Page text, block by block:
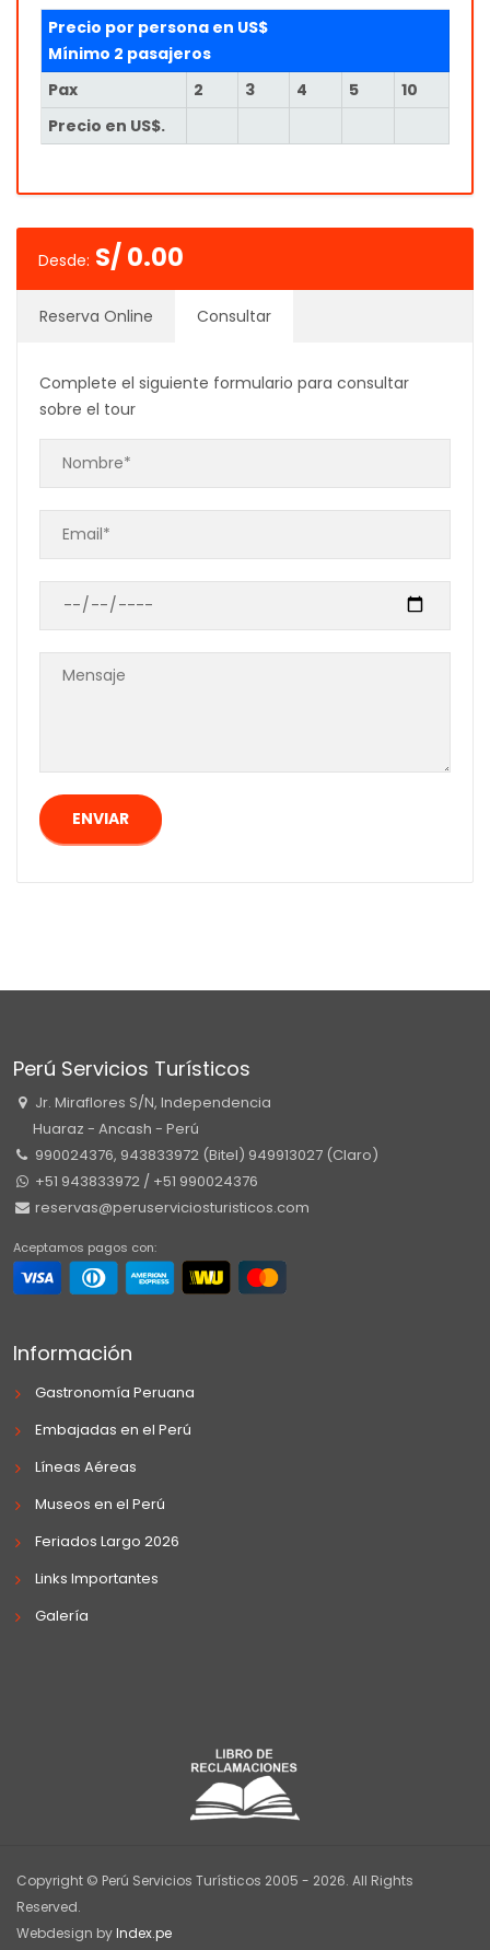
Precio por persona en US$
Mínimo 2 pasajeros
Pax
2 3 4 5
10
Precio en US$.
Desde: S/0.00
Reserva Online Consultar
Complete el siguiente formulario para consultar
sobre el tour
Perú Servicios Turísticos
Jr. Miraflores S/N, Independencia
Huaraz - Ancash - Perú
990024376, 943833972 (Bitel) 949913027 (Claro)
+51 943833972 / +51 990024376
reservas@peruserviciosturisticos.com
Aceptamos pagos con:
Información
Gastronomía Peruana
Embajadas en el Perú
Líneas Aéreas
Museos en el Perú
Feriados Largo 2026
Links Importantes
Galería
Copyright © Perú Servicios Turísticos 2005 - 2026. All Rights
Reserved.
Webdesign byIndex.pe